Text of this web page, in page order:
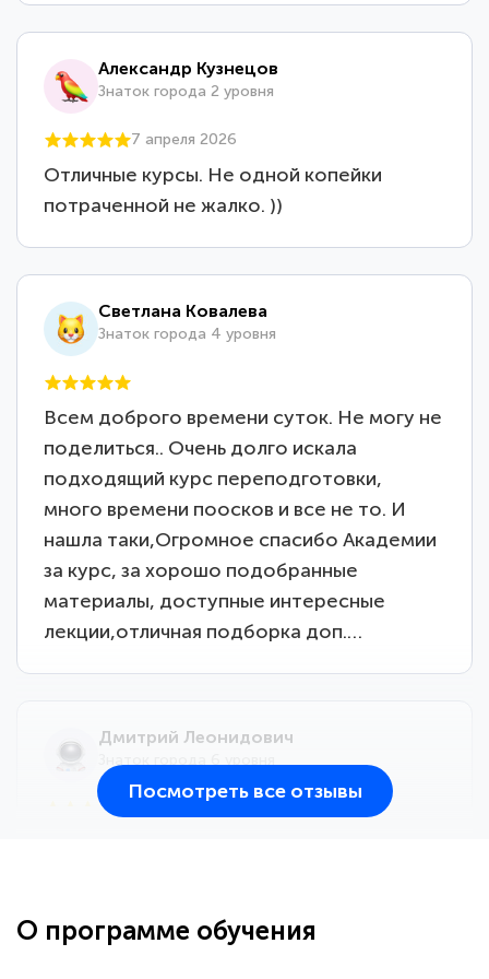
Александр Кузнецов
Знаток города 2 уровня
7 апреля 2026
Отличные курсы. Не одной копейки
потраченной не жалко. ))
Светлана Ковалева
Знаток города 4 уровня
Всем доброго времени суток. Не могу не
поделиться.. Очень долго искала
подходящий курс переподготовки,
много времени поосков и все не то. И
нашла таки,Огромное спасибо Академии
за курс, за хорошо подобранные
материалы, доступные интересные
лекции,отличная подборка доп.…
Дмитрий Леонидович
большое количество методических
Посмотреть все отзывы
О программе обучения